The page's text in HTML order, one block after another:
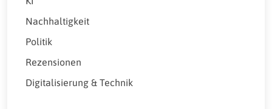
Nachhaltigkeit
Politik
Rezensionen
Digitalisierung & Technik